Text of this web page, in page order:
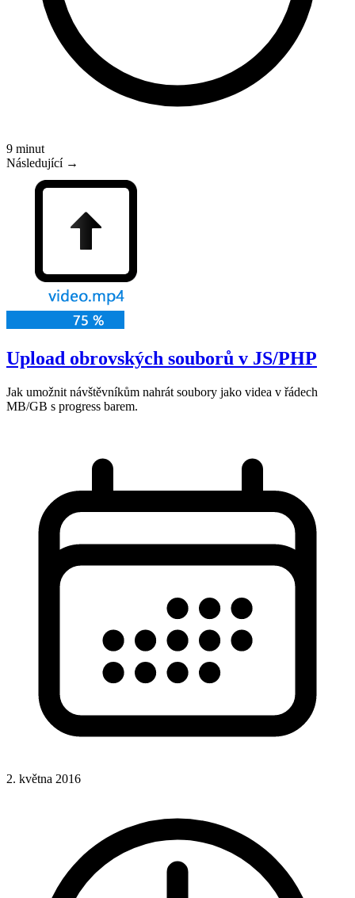
9 minut
Následující →
Upload obrovských souborů v JS/PHP
Jak umožnit návštěvníkům nahrát soubory jako videa v řádech
MB/GB s progress barem.
2. května 2016